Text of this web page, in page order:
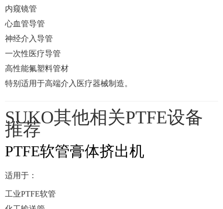
内窥镜管
心血管导管
神经介入导管
一次性医疗导管
高性能氟塑料管材
特别适用于高端介入医疗器械制造。
SUKO其他相关PTFE设备
推荐
PTFE软管膏体挤出机
适用于：
工业PTFE软管